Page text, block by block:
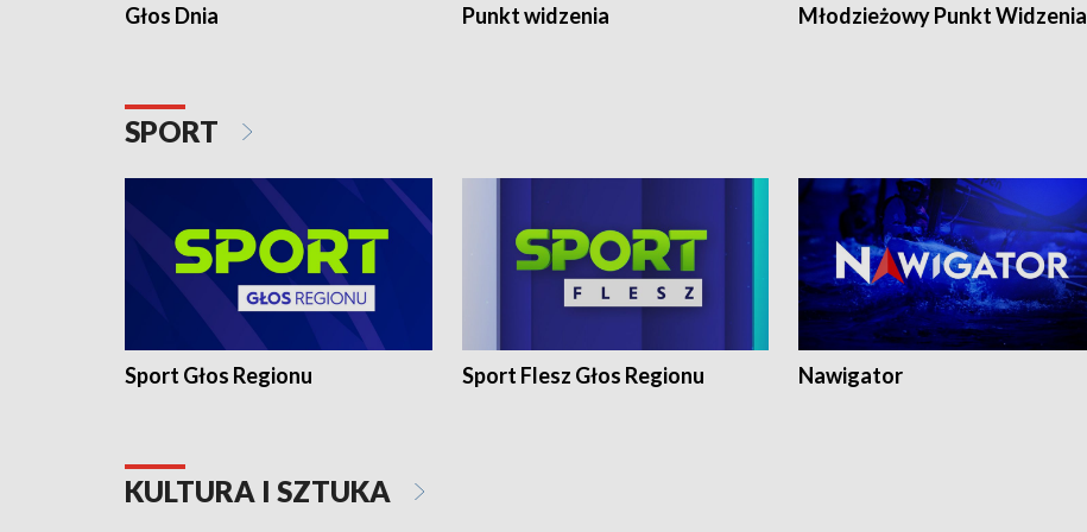
Głos Dnia Punkt widzenia Młodzieżowy Punkt Widzenia
SPORT
Sport Głos Regionu Sport Flesz Głos Regionu Nawigator
KULTURA I SZTUKA